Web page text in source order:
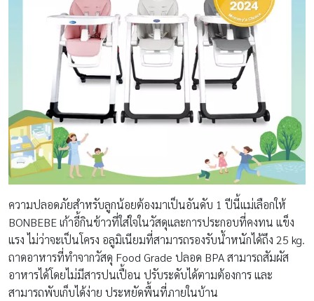
ความปลอดภัยสำหรับลูกน้อยต้องมาเป็นอันดับ 1 ปีนี้แม่เลือกให้
BONBEBE เก้าอี้กินข้าวที่ใส่ใจในวัสดุและการประกอบที่คงทน แข็ง
แรง ไม่ว่าจะเป็นโครง อลูมิเนียมที่สามารถรองรับน้ำหนักได้ถึง 25 kg.
ถาดอาหารที่ทำจากวัสดุ Food Grade ปลอด BPA สามารถสัมผัส
อาหารได้โดยไม่มีสารปนเปื้อน ปรับระดับได้ตามต้องการ และ
สามารถพับเก็บได้ง่าย ประหยัดพื้นที่ภายในบ้าน